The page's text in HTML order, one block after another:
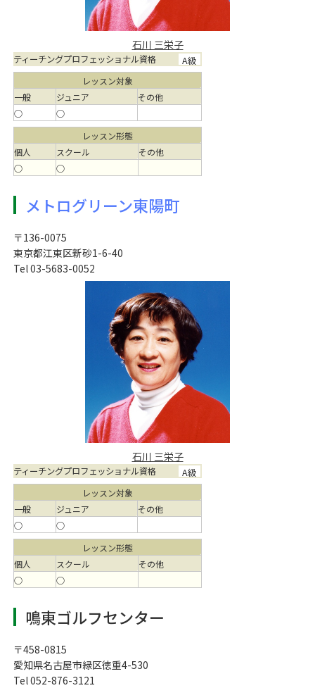
石川 三栄子
ティーチングプロフェッショナル資格 A級
レッスン対象
一般
ジュニア
その他
○
○
レッスン形態
個人
スクール
その他
○
○
メトログリーン東陽町
〒136-0075
東京都江東区新砂1-6-40
Tel 03-5683-0052
石川 三栄子
ティーチングプロフェッショナル資格 A級
レッスン対象
一般
ジュニア
その他
○
○
レッスン形態
個人
スクール
その他
○
○
鳴東ゴルフセンター
〒458-0815
愛知県名古屋市緑区徳重4-530
Tel 052-876-3121